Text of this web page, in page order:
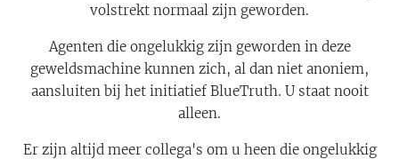
volstrekt normaal zijn geworden.
Agenten die ongelukkig zijn geworden in deze
geweldsmachine kunnen zich, al dan niet anoniem,
aansluiten bij het initiatief BlueTruth. U staat nooit
alleen.
Er zijn altijd meer collega's om u heen die ongelukkig